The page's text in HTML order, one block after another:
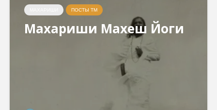
ПОСТЫ ТМ
Махариши Махеш Йоги